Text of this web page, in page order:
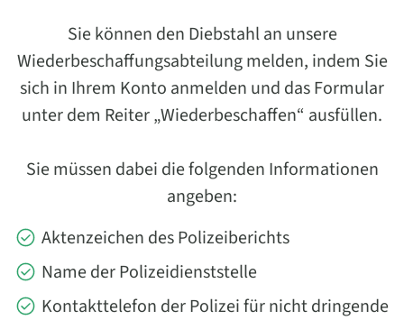
Sie können den Diebstahl an unsere
Wiederbeschaffungsabteilung melden, indem Sie
sich in Ihrem Konto anmelden und das Formular
unter dem Reiter „Wiederbeschaffen“ ausfüllen.
Sie müssen dabei die folgenden Informationen
angeben:
Aktenzeichen des Polizeiberichts
Name der Polizeidienststelle
Kontakttelefon der Polizei für nicht dringende